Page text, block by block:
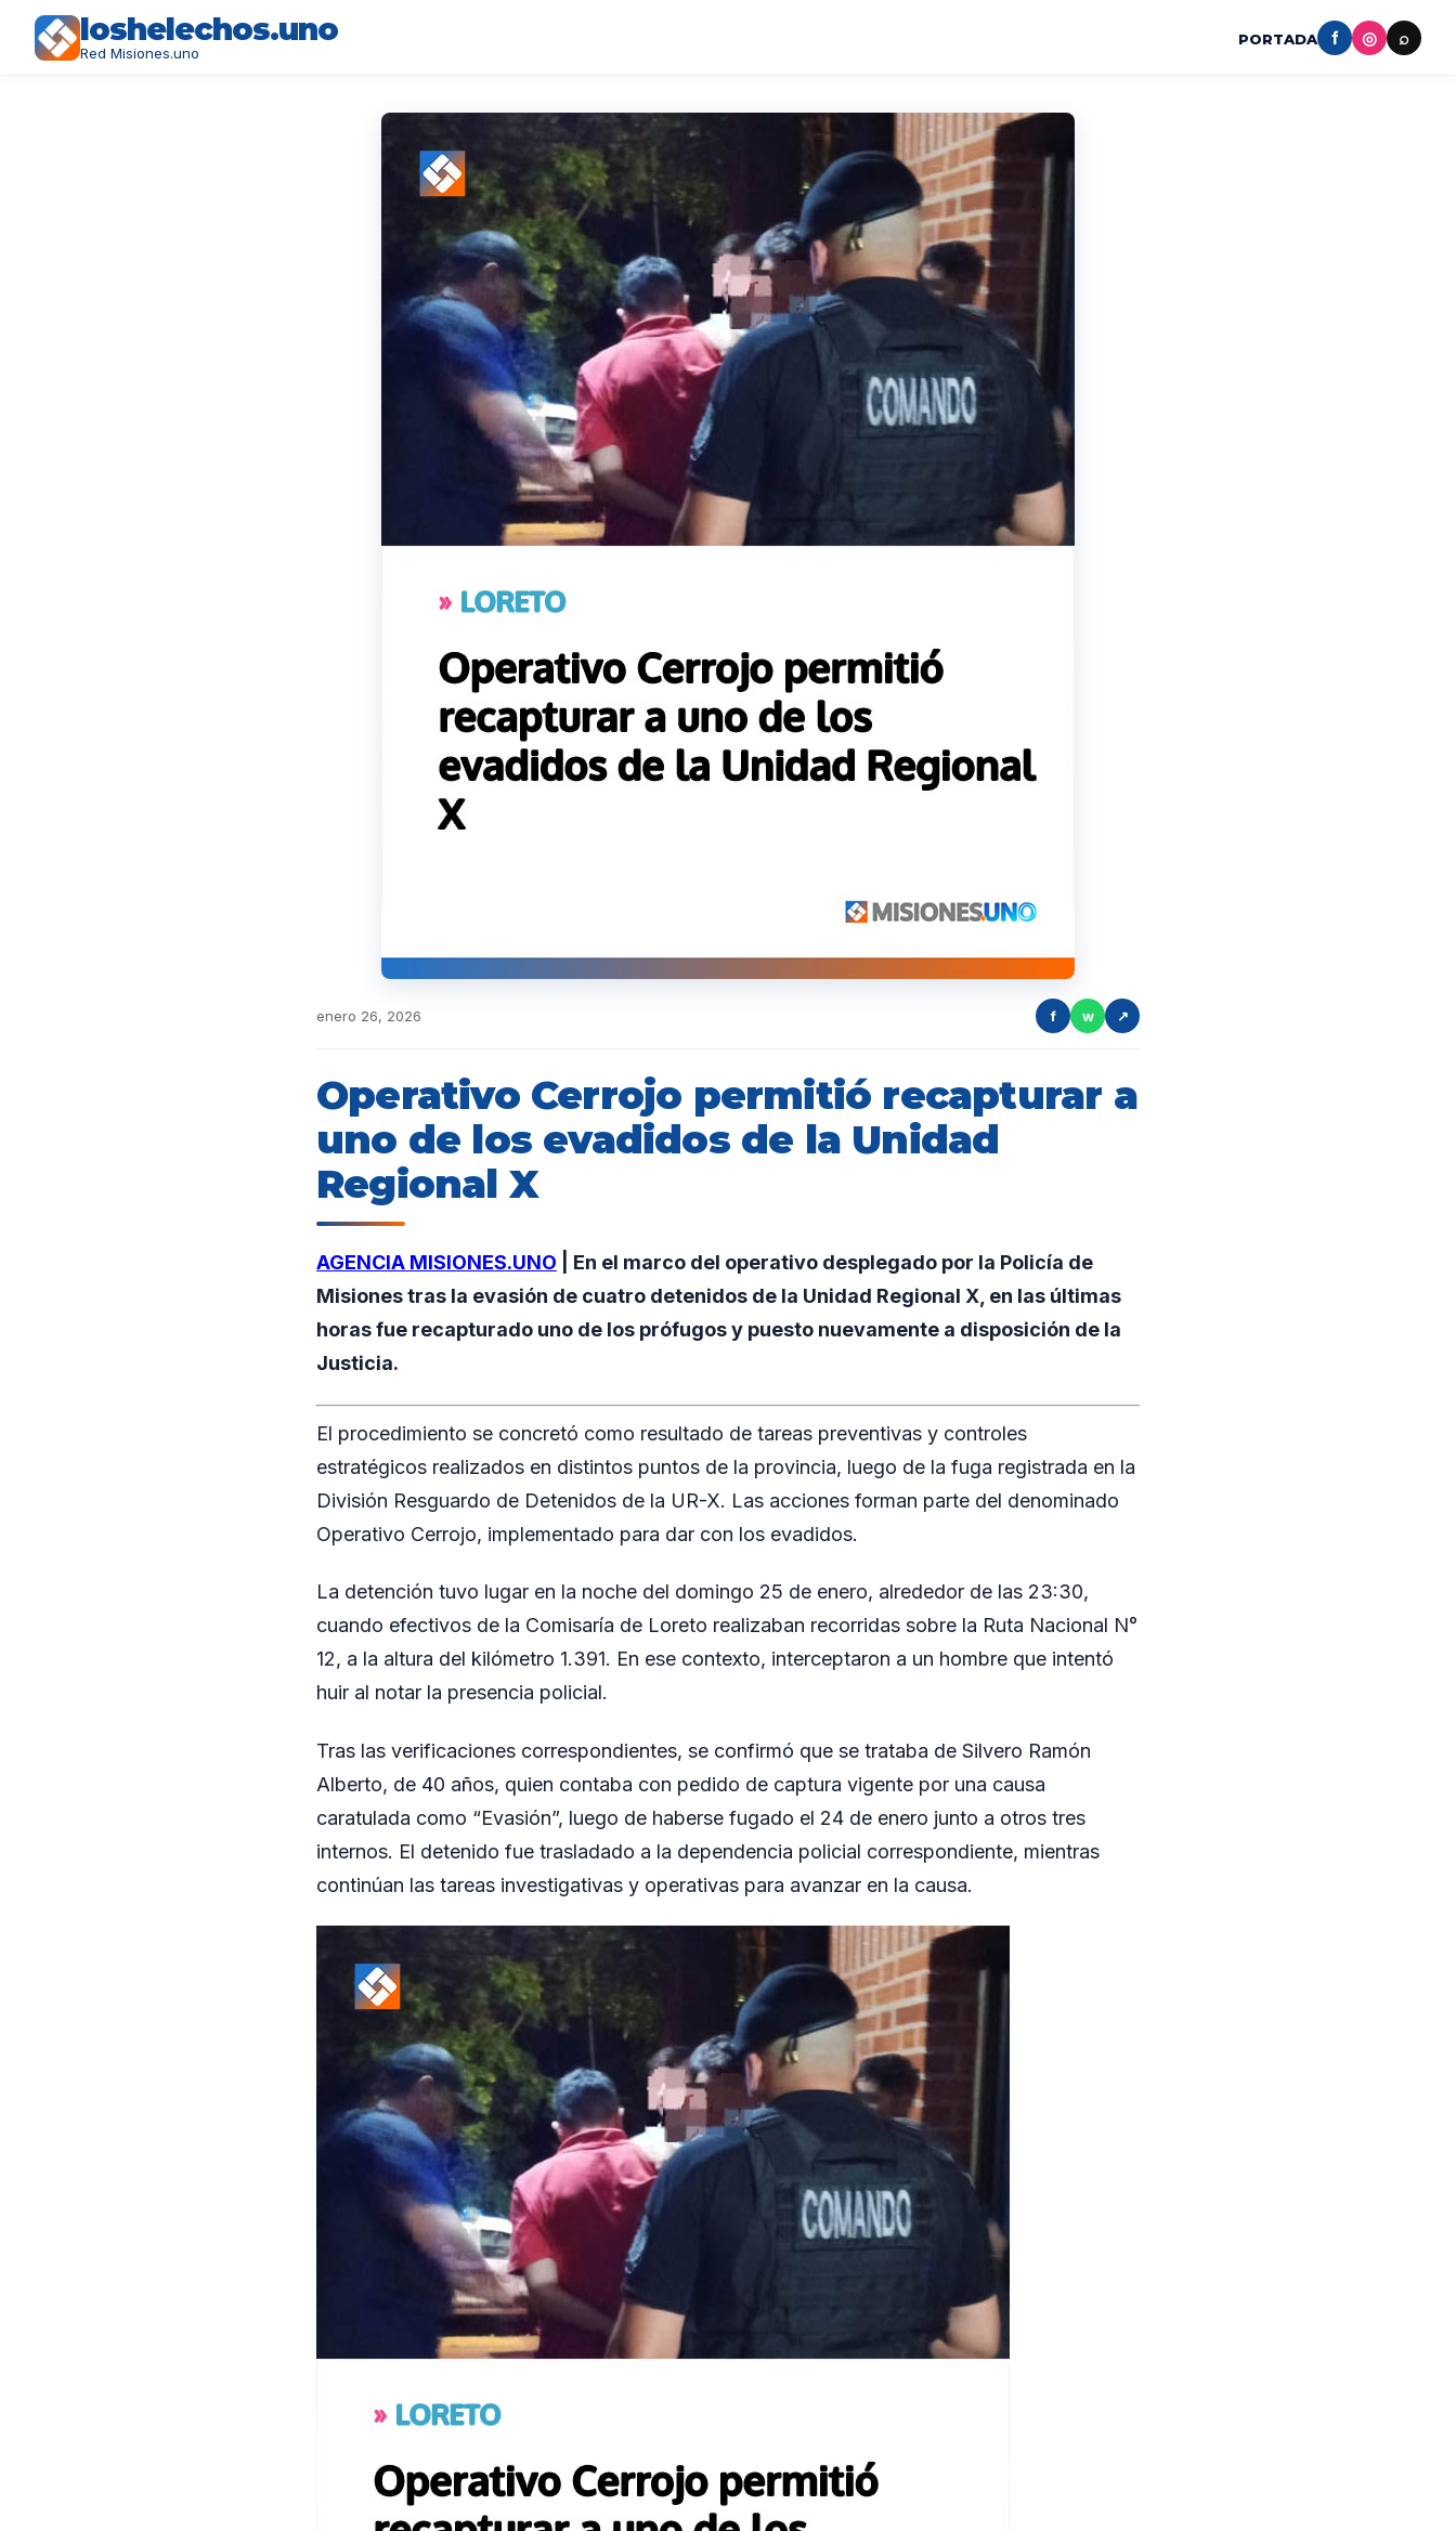
loshelechos.uno
Red Misiones.uno
PORTADA f ◎ ⌕
enero 26, 2026 f w ↗
Operativo Cerrojo permitió recapturar a
uno de los evadidos de la Unidad
Regional X
AGENCIA MISIONES.UNO | En el marco del operativo desplegado por la Policía de
Misiones tras la evasión de cuatro detenidos de la Unidad Regional X, en las últimas
horas fue recapturado uno de los prófugos y puesto nuevamente a disposición de la
Justicia.
El procedimiento se concretó como resultado de tareas preventivas y controles
estratégicos realizados en distintos puntos de la provincia, luego de la fuga registrada en la
División Resguardo de Detenidos de la UR-X. Las acciones forman parte del denominado
Operativo Cerrojo, implementado para dar con los evadidos.
La detención tuvo lugar en la noche del domingo 25 de enero, alrededor de las 23:30,
cuando efectivos de la Comisaría de Loreto realizaban recorridas sobre la Ruta Nacional N°
12, a la altura del kilómetro 1.391. En ese contexto, interceptaron a un hombre que intentó
huir al notar la presencia policial.
Tras las verificaciones correspondientes, se confirmó que se trataba de Silvero Ramón
Alberto, de 40 años, quien contaba con pedido de captura vigente por una causa
caratulada como “Evasión”, luego de haberse fugado el 24 de enero junto a otros tres
internos. El detenido fue trasladado a la dependencia policial correspondiente, mientras
continúan las tareas investigativas y operativas para avanzar en la causa.